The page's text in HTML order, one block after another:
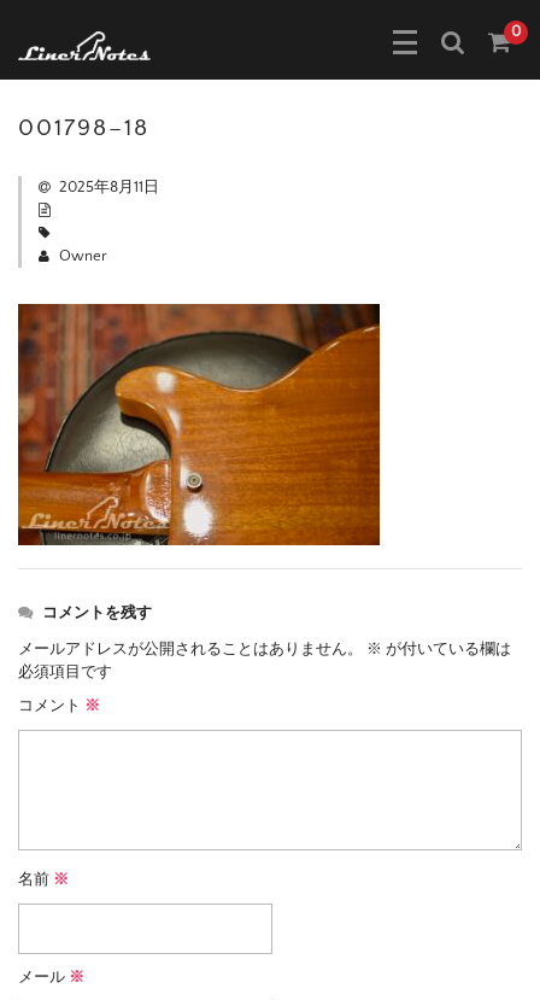
0
001798–18
2025年8月11日
Owner
コメントを残す
メールアドレスが公開されることはありません。 ※ が付いている欄は
必須項目です
コメント ※
名前 ※
メール ※